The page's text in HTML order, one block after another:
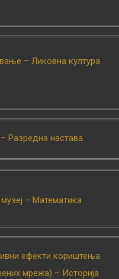
– Ликовна култура
– Разредна настава
– Математика
ефекти кориштења
мрежа) – Историја